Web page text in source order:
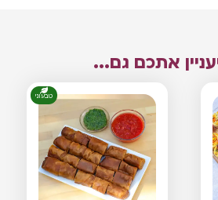
אתכם גם...
טבעוני